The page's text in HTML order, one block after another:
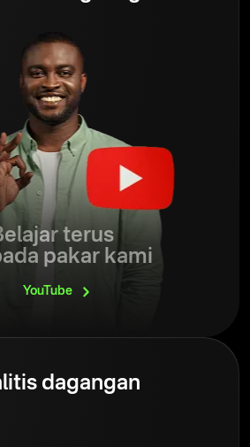
terus
pakar kami
YouTube
dagangan